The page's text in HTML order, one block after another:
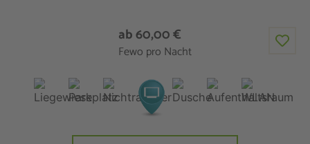
ab 60,00 €
Fewo pro Nacht